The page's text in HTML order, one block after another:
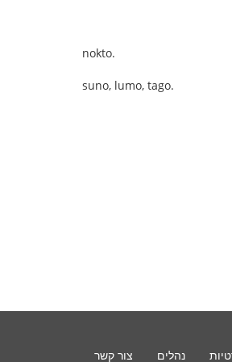
nokto.
suno, lumo, tago.
נהלים צור קשר